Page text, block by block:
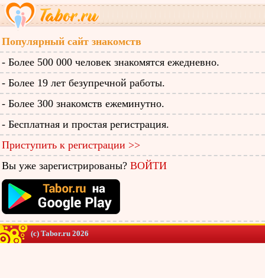
Популярный сайт знакомств
- Более 500 000 человек знакомятся ежедневно.
- Более 19 лет безупречной работы.
- Более 300 знакомств ежеминутно.
- Бесплатная и простая регистрация.
Приступить к регистрации >>
Вы уже зарегистрированы? ВОЙТИ
(c) Tabor.ru 2026